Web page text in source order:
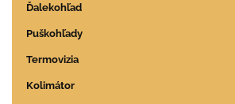
Ďalekohľad
Puškohľady
Termovizia
Kolimátor